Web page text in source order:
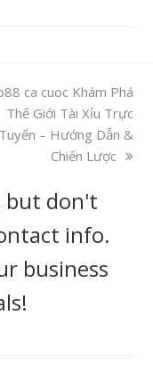
post:
ca cuoc Khám Phá
Thế Giới Tài Xỉu Trực
Tuyến – Hướng Dẫn &
Chiến Lược
but don't
info.
business